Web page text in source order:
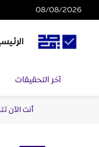
08/08/2026
آخر التحقيقات
أنت الآن